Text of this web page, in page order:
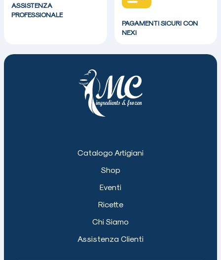
ASSISTENZA
PROFESSIONALE
PAGAMENTI SICURI CON
NEXI
Catalogo Artigiani
Shop
Eventi
Ricette
Chi Siamo
Assistenza Clienti